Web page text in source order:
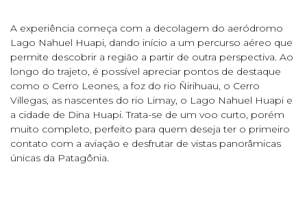
A experiência começa com a decolagem do aeródromo
Lago Nahuel Huapi, dando início a um percurso aéreo que
permite descobrir a região a partir de outra perspectiva. Ao
longo do trajeto, é possível apreciar pontos de destaque
como o Cerro Leones, a foz do rio Ñirihuau, o Cerro
Villegas, as nascentes do rio Limay, o Lago Nahuel Huapi e
a cidade de Dina Huapi. Trata-se de um voo curto, porém
muito completo, perfeito para quem deseja ter o primeiro
contato com a aviação e desfrutar de vistas panorâmicas
únicas da Patagônia.